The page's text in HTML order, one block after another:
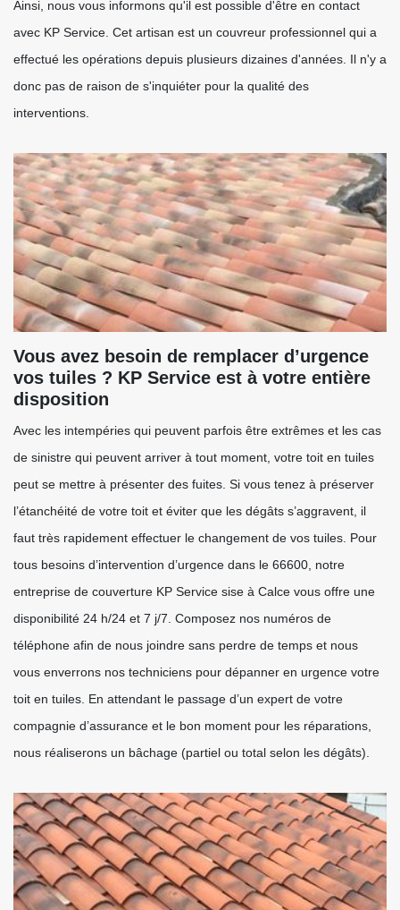
Ainsi, nous vous informons qu'il est possible d'être en contact
avec KP Service. Cet artisan est un couvreur professionnel qui a
effectué les opérations depuis plusieurs dizaines d'années. Il n'y a
donc pas de raison de s'inquiéter pour la qualité des
interventions.
Vous avez besoin de remplacer d’urgence
vos tuiles ? KP Service est à votre entière
disposition
Avec les intempéries qui peuvent parfois être extrêmes et les cas
de sinistre qui peuvent arriver à tout moment, votre toit en tuiles
peut se mettre à présenter des fuites. Si vous tenez à préserver
l’étanchéité de votre toit et éviter que les dégâts s’aggravent, il
faut très rapidement effectuer le changement de vos tuiles. Pour
tous besoins d’intervention d’urgence dans le 66600, notre
entreprise de couverture KP Service sise à Calce vous offre une
disponibilité 24 h/24 et 7 j/7. Composez nos numéros de
téléphone afin de nous joindre sans perdre de temps et nous
vous enverrons nos techniciens pour dépanner en urgence votre
toit en tuiles. En attendant le passage d’un expert de votre
compagnie d’assurance et le bon moment pour les réparations,
nous réaliserons un bâchage (partiel ou total selon les dégâts).